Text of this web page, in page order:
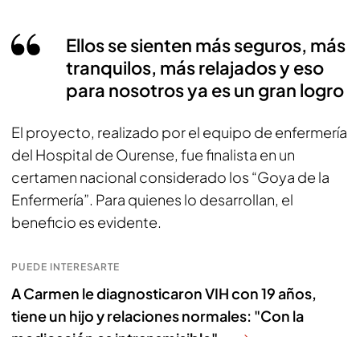
Ellos se sienten más seguros, más
tranquilos, más relajados y eso
para nosotros ya es un gran logro
El proyecto, realizado por el equipo de enfermería
del Hospital de Ourense, fue finalista en un
certamen nacional considerado los “Goya de la
Enfermería”. Para quienes lo desarrollan, el
beneficio es evidente.
PUEDE INTERESARTE
A Carmen le diagnosticaron VIH con 19 años,
tiene un hijo y relaciones normales: "Con la